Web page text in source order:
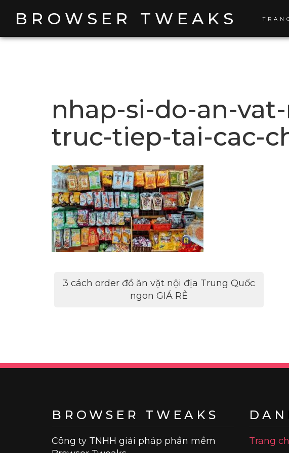
BROWSER TWEAKS
nhap-si-do-an-
truc-tiep-tai-cac-
Điều
3 cách order đồ ăn vặt nội địa Trung Quốc
ngon GIÁ RẺ
BROWSER TWEAKS
Công ty TNHH giải pháp phần mềm
Trang